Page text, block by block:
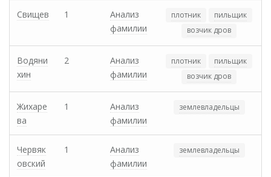
Свищев 1
Анализ
фамилии
плотник
пильщик
возчик дров
Водяни
хин
2
Анализ
фамилии
плотник
пильщик
возчик дров
Жихаре
ва
1
Анализ
фамилии
землевладельцы
Червяк
овский
1
Анализ
фамилии
землевладельцы